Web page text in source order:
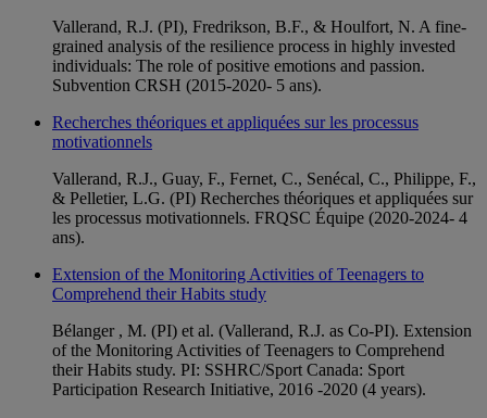
Vallerand, R.J. (PI), Fredrikson, B.F., & Houlfort, N. A fine-
grained analysis of the resilience process in highly invested
individuals: The role of positive emotions and passion.
Subvention CRSH (2015-2020- 5 ans).
Recherches théoriques et appliquées sur les processus
motivationnels
Vallerand, R.J., Guay, F., Fernet, C., Senécal, C., Philippe, F.,
& Pelletier, L.G. (PI) Recherches théoriques et appliquées sur
les processus motivationnels. FRQSC Équipe (2020-2024- 4
ans).
Extension of the Monitoring Activities of Teenagers to
Comprehend their Habits study
Bélanger , M. (PI) et al. (Vallerand, R.J. as Co-PI). Extension
of the Monitoring Activities of Teenagers to Comprehend
their Habits study. PI: SSHRC/Sport Canada: Sport
Participation Research Initiative, 2016 -2020 (4 years).